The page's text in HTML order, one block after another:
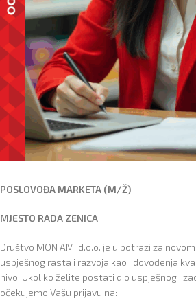
POSLOVOĐA MARKETA (M/Ž)
MJESTO RADA ZENICA
Društvo MON AMI d.o.o. je u potrazi za
uspješnog rasta i razvoja kao i dovođenja
nivo. Ukoliko želite postati dio uspješnog i
očekujemo Vašu prijavu na: